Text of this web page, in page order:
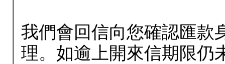
我們會回信向您確認匯款
理。如逾上開來信期限仍